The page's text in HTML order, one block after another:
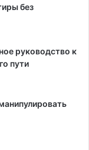
без
руководство к
пути